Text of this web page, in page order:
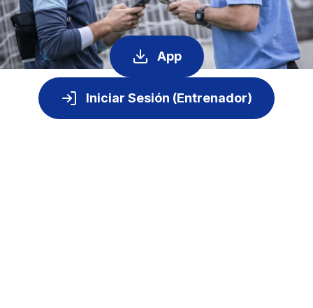
App
Iniciar Sesión (Entrenador)